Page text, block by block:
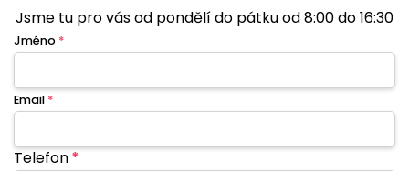
Jsme tu pro vás od pondělí do pátku od 8:00 do 16:30
Jméno *
Email *
Telefon*